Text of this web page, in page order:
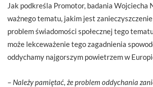
Jak podkreśla Promotor, badania Wojciecha
ważnego tematu, jakim jest
problem świadomości społecznej tego
może lekceważenie tego zagadnienia
oddychamy najgorszym powietrzem w
– Należy pamiętać, że problem oddychania